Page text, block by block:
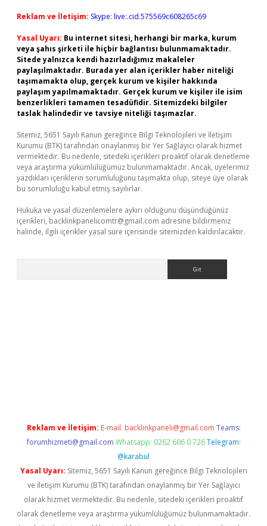
Reklam ve İletişim: Skype: live:.cid.575569c608265c69
Yasal Uyarı: Bu internet sitesi, herhangi bir marka, kurum
veya şahıs şirketi ile hiçbir bağlantısı bulunmamaktadır.
Sitede yalnızca kendi hazırladığımız makaleler
paylaşılmaktadır. Burada yer alan içerikler haber niteliği
taşımamakta olup, gerçek kurum ve kişiler hakkında
paylaşım yapılmamaktadır. Gerçek kurum ve kişiler ile isim
benzerlikleri tamamen tesadüfidir. Sitemizdeki bilgiler
taslak halindedir ve tavsiye niteliği taşımazlar.
Sitemiz, 5651 Sayılı Kanun gereğince Bilgi Teknolojileri ve İletişim
Kurumu (BTK) tarafından onaylanmış bir Yer Sağlayıcı olarak hizmet
vermektedir. Bu nedenle, sitedeki içerikleri proaktif olarak denetleme
veya araştırma yükümlülüğümüz bulunmamaktadır. Ancak, üyelerimiz
yazdıkları içeriklerin sorumluluğunu taşımakta olup, siteye üye olarak
bu sorumluluğu kabul etmiş sayılırlar.
Hukuka ve yasal düzenlemelere aykırı olduğunu düşündüğünüz
içerikleri, backlinkpanelicomtr@gmail.com adresine bildirmeniz
halinde, ilgili içerikler yasal süre içerisinde sitemizden kaldırılacaktır.
Reklam ve İletişim: E-mail: backlinkpaneli@gmail.com Teams:
forumhizmeti@gmail.com Whatsapp: 0262 606 0 726 Telegram:
@karabul
Yasal Uyarı: Sitemiz, 5651 Sayılı Kanun gereğince Bilgi Teknolojileri
ve İletişim Kurumu (BTK) tarafından onaylanmış bir Yer Sağlayıcı
olarak hizmet vermektedir. Bu nedenle, sitedeki içerikleri proaktif
olarak denetleme veya araştırma yükümlülüğümüz bulunmamaktadır.